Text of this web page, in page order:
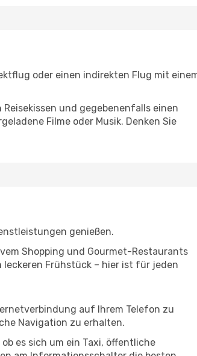
oder einen indirekten Flug mit
und gegebenenfalls einen
Filme oder Musik. Denken Sie
genießen.
Shopping und Gourmet-Restaurants
leckeren Frühstück – hier ist für jeden
auf Ihrem Telefon zu
Navigation zu erhalten.
es sich um ein Taxi, öffentliche